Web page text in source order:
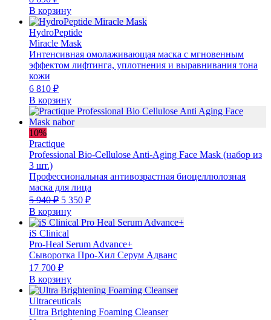
В корзину
HydroPeptide
Miracle Mask
Интенсивная омолаживающая маска с мгновенным
эффектом лифтинга, уплотнения и выравнивания тона
кожи
6 810 ₽
В корзину
10%
Practique
Professional Bio-Cellulose Anti-Aging Face Mask (набор из
3 шт.)
Профессиональная антивозрастная биоцеллюлозная
маска для лица
5 940₽ Первоначальная
цена
составляла
5
940 ₽.
5 350 ₽Текущая
5
В корзину
iS Clinical
Pro-Heal Serum Advance+
Сыворотка Про-Хил Серум Адванс
17 700 ₽
В корзину
Ultraceuticals
Ultra Brightening Foaming Cleanser